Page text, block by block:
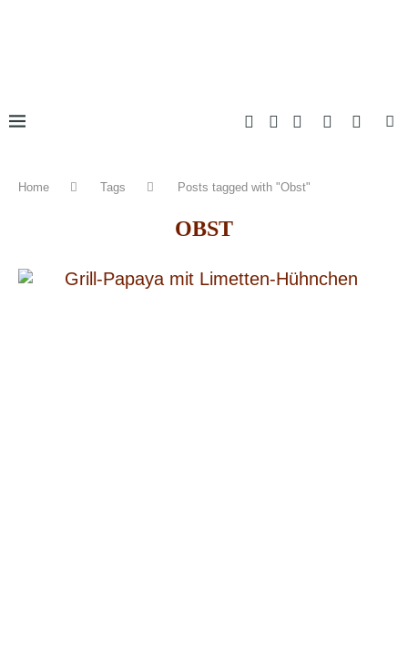
Home Tags Posts tagged with "Obst"
OBST